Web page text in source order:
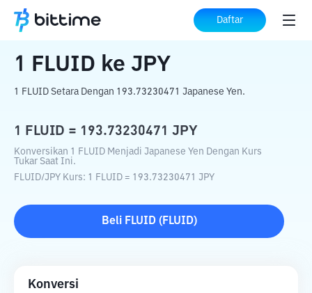
Daftar
Beranda Konverter Kripto FLUID JPY
1 FLUID ke JPY
1 FLUID Setara Dengan 193.73230471 Japanese Yen.
1 FLUID = 193.73230471 JPY
Konversikan 1 FLUID Menjadi Japanese Yen Dengan Kurs
Tukar Saat Ini.
FLUID/JPY Kurs: 1 FLUID = 193.73230471 JPY
Beli FLUID( FLUID)
Konversi